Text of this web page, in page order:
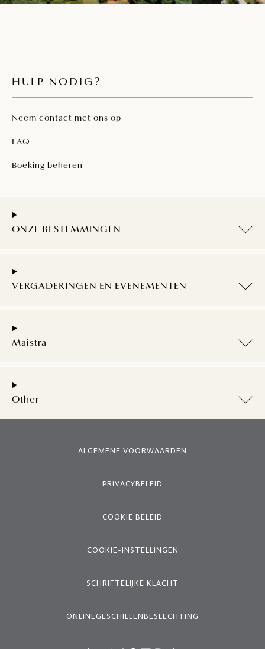
HULP NODIG?
Neem contact met ons op
FAQ
Boeking beheren
ONZE BESTEMMINGEN
VERGADERINGEN EN EVENEMENTEN
Maistra
Other
ALGEMENE VOORWAARDEN
PRIVACYBELEID
COOKIE BELEID
COOKIE-INSTELLINGEN
SCHRIFTELIJKE KLACHT
ONLINEGESCHILLENBESLECHTING